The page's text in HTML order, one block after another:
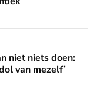
‘Ik word soms
niet niets doen:
van mezelf’